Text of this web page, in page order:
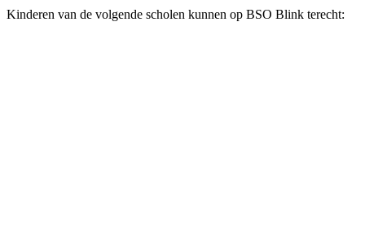
Kinderen van de volgende scholen kunnen op BSO Blink terecht: